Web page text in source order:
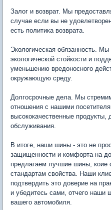
Залог и возврат. Мы
случае если вы не
есть политика возврата.
Экологическая обязанность.
экологической стойкости и
уменьшению вредоносного
окружающую среду.
Долгосрочные дела. Мы
отношения с нашими
высококачественные продукты,
обслуживания.
В итоге, наши шины - это не
защищенности и комфорта на
предлагаем лучшие шины, коие
стандартам свойства. Наши
подтвердить это доверие на
и убедитесь сами, отчего
вашего автомобиля.